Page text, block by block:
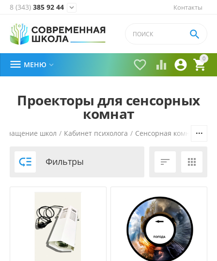
Контакты
8 (343) 385 92 44 
0


 

 МЕНЮ 
Проекторы для сенсорных
комнат
школ / Кабинет психолога / Сенсорная комната в
 Фильтры  